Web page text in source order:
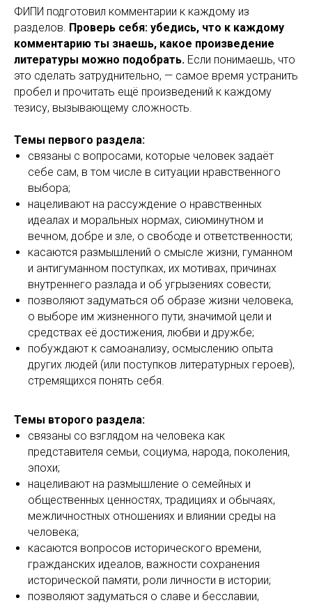
ФИПИ подготовил комментарии к каждому из
разделов. Проверь себя: убедись, что к каждому
комментарию ты знаешь, какое произведение
литературы можно подобрать. Если понимаешь, что
это сделать затруднительно, — самое время устранить
пробел и прочитать ещё произведений к каждому
тезису, вызывающему сложность.
Темы первого раздела:
связаны с вопросами, которые человек задаёт
себе сам, в том числе в ситуации нравственного
выбора;
нацеливают на рассуждение о нравственных
идеалах и моральных нормах, сиюминутном и
вечном, добре и зле, о свободе и ответственности;
касаются размышлений о смысле жизни, гуманном
и антигуманном поступках, их мотивах, причинах
внутреннего разлада и об угрызениях совести;
позволяют задуматься об образе жизни человека,
о выборе им жизненного пути, значимой цели и
средствах её достижения, любви и дружбе;
побуждают к самоанализу, осмыслению опыта
других людей (или поступков литературных героев),
стремящихся понять себя.
Темы второго раздела:
связаны со взглядом на человека как
представителя семьи, социума, народа, поколения,
эпохи;
нацеливают на размышление о семейных и
общественных ценностях, традициях и обычаях,
межличностных отношениях и влиянии среды на
человека;
касаются вопросов исторического времени,
гражданских идеалов, важности сохранения
исторической памяти, роли личности в истории;
позволяют задуматься о славе и бесславии,